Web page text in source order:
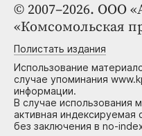
© 2007–2026. ООО
«Комсомольская
Полистать издания
Использование
случае упоминания
информации.
В случае использования
активная индексируемая
без заключения в no-